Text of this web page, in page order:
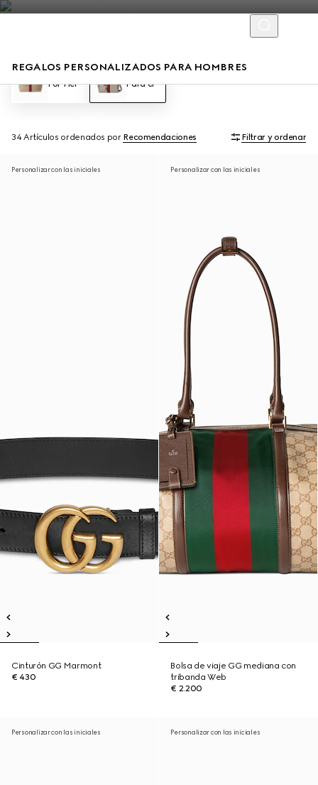
REGALOS PERSONALIZADOS PARA HOMBRES
For Her Para él
34 Artículos ordenados por Recomendaciones Filtrar y ordenar
Personalizar con las iniciales
Cinturón GG Marmont
€ 430
Personalizar con las iniciales
Bolsa de viaje GG mediana con
tribanda Web
€ 2.200
Personalizar con las iniciales Personalizar con las iniciales